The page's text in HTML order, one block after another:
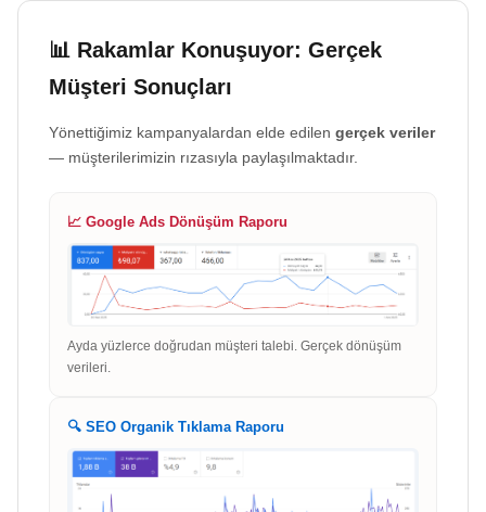
📊 Rakamlar Konuşuyor: Gerçek
Müşteri Sonuçları
Yönettiğimiz kampanyalardan elde edilen gerçek veriler
— müşterilerimizin rızasıyla paylaşılmaktadır.
📈 Google Ads Dönüşüm Raporu
Ayda yüzlerce doğrudan müşteri talebi. Gerçek dönüşüm
verileri.
🔍 SEO Organik Tıklama Raporu